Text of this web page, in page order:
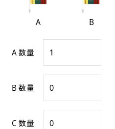
A B
A 数量
B 数量
C 数量
対応ファイル：AI／PSD
入稿（AI／PSD）（要
］
弊社よりJPG画像をお送
返事を頂いたあとに製作
デザイン依頼［ +3,998
名入れ［+999円］
名入れ（要画像確認）
弊社よりJPG画像をお送
飾る場所に対して、標準
感じる場合や、立てる本
幅が15cm 狭くなっており
飾る場所に対して、標準
感じる場合や、立てる本
幅が15cm 狭くなっており
上左チチと
上右チチと
右棒袋縫い
（上と右）
上棒袋縫い
（上のみ）
（+1営業日） （+1営業日
その他
1本（2分割）
文字の間にスリ